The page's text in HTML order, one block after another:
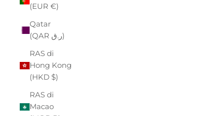
(EUR €)
Qatar
(QAR ر.ق)
RAS di
Hong Kong
(HKD $)
RAS di
Macao